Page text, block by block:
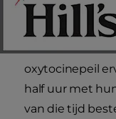
Een onderzoek
Science
stelde
verbluffende
oxytocinepeil
half uur met
van die tijd